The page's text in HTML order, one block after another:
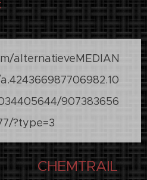
alternatieveMEDIAN
907383656
?type=3